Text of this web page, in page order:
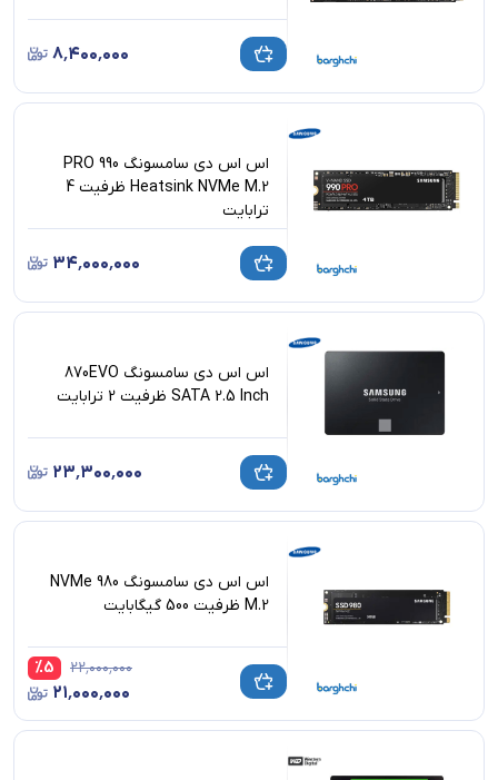
۸٬۴۰۰٬۰۰۰
اس اس دی سامسونگ 990 PRO
Heatsink NVMe M.2 ظرفیت 4
ترابایت
۳۴٬۰۰۰٬۰۰۰
اس اس دی سامسونگ 870EVO
SATA 2.5 Inch ظرفیت 2 ترابایت
۲۳٬۳۰۰٬۰۰۰
اس اس دی سامسونگ 980 NVMe
M.2 ظرفیت 500 گیگابایت
۲۲٬۰۰۰٬۰۰۰ %5
۲۱٬۰۰۰٬۰۰۰